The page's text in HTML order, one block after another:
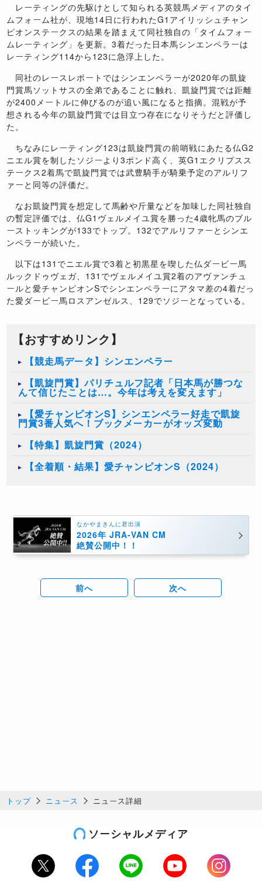
レーティングの先駆けとして知られる英競馬メディアのタイ
ムフォーム社が、現地14日に行われたG1アイリッシュチャン
ピオンステークスの結果を踏まえて同社独自の「タイムフォー
ムレーティング」を更新。3着だった日本馬シンエンペラーは
レーティング114から123に急浮上した。
同社のレースレポートではシンエンペラーが2020年の凱旋
門賞馬ソットサスの全弟であることに触れ、凱旋門賞では距離
が2400メートルに伸びるのが追い風になると指摘。混戦が予
想される今年の凱旋門賞では目立つ存在になりそうだと評価し
た。
ちなみにレーティング123は凱旋門賞の前哨戦にあたる仏G2
ニエル賞を制したソジーより3ポンド高く、英G1エクリプスス
テークス2着馬で凱旋門賞では武豊騎手が騎乗予定のアルリフ
ァーと同等の評価だ。
なお凱旋門賞を想定して馬齢や斤量などを加味した同社独自
の暫定評価では、仏G1ヴェルメイユ賞を勝った4歳牝馬のブル
ーストッキングが133でトップ。132でアルリファーとシンエ
ンペラーが続いた。
以下は131でニエル賞で3着と初黒星を喫した仏ダービー馬
ルックドゥヴェガ、131でヴェルメイユ賞2着のアヴァンチュ
ールと愛チャンピオンSでシンエンペラーにアタマ差の4着だっ
た愛ダービー馬ロスアンゼルス、129でソジーとなっている。
【おすすめリンク】
【競走馬データ】シンエンペラー
【凱旋門賞】パリチュルフ記者「日本馬が勝つな
んて信じたことは…。今年は考えを変えます」
【愛チャンピオンS】シンエンペラー好走で凱旋
門賞3番人気へ！ブックメーカーがオッズ変動
【特集】凱旋門賞（2024）
【全着順・結果】愛チャンピオンS（2024）
なかやまきんに君出演
2026年 JRA-VAN CM
絶賛公開中！！
前へ 次へ
トップ ニュース ニュース詳細
ソーシャルメディア